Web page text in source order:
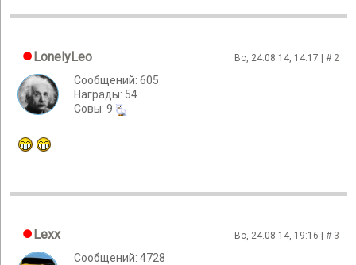
LonelyLeo Вс, 24.08.14, 14:17 | # 2
Сообщений: 605
Награды: 54
Cовы: 9
Lexx Вс, 24.08.14, 19:16 | # 3
Сообщений: 4728